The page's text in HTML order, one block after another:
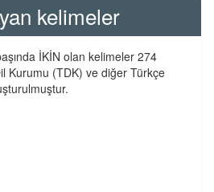
kelimeler
İKİN olan kelimeler 274
Kurumu (TDK) ve diğer Türkçe